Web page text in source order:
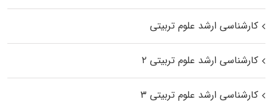
کارشناسی ارشد علوم تربیتی
کارشناسی ارشد علوم تربیتی ۲
کارشناسی ارشد علوم تربیتی ۳